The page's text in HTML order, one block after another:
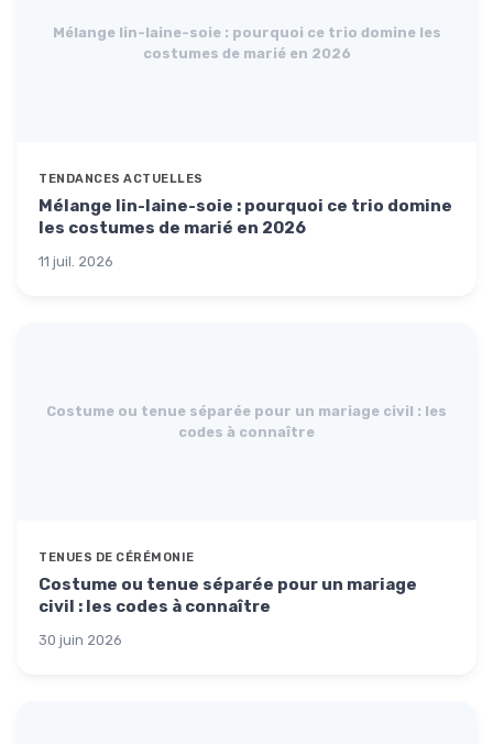
Mélange lin-laine-soie : pourquoi ce trio domine les
costumes de marié en 2026
TENDANCES ACTUELLES
Mélange lin-laine-soie : pourquoi ce trio domine
les costumes de marié en 2026
11 juil. 2026
Costume ou tenue séparée pour un mariage civil : les
codes à connaître
TENUES DE CÉRÉMONIE
Costume ou tenue séparée pour un mariage
civil : les codes à connaître
30 juin 2026